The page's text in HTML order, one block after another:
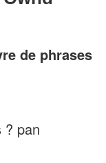
de phrases
? pan